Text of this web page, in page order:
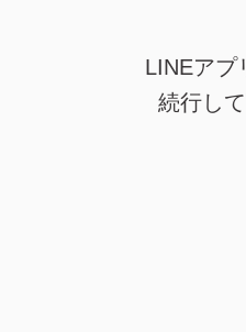
LINEアプ
続行して